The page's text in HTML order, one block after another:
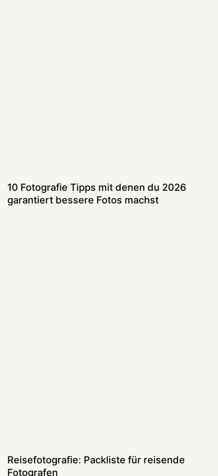
10 Fotografie Tipps mit denen du 2026
garantiert bessere Fotos machst
Reisefotografie: Packliste für reisende
Fotografen